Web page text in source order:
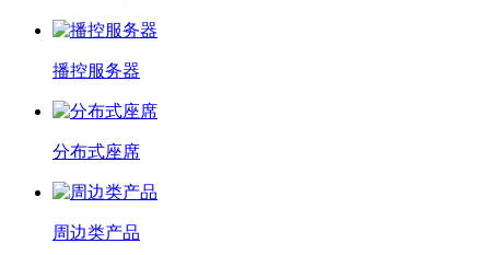
播控服务器
分布式座席
周边类产品